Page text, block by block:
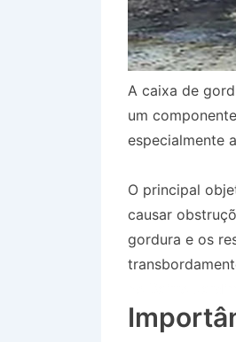
A caixa de
um
especialmente
O principal
causar
gordura e os